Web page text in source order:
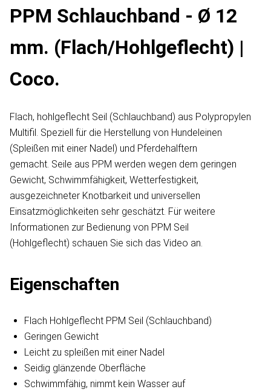
PPM Schlauchband - Ø 12
mm. (Flach/Hohlgeflecht) |
Coco.
Flach, hohlgeflecht Seil (Schlauchband) aus Polypropylen
Multifil. Speziell für die Herstellung von Hundeleinen
(Spleißen mit einer Nadel) und Pferdehalftern
gemacht. Seile aus PPM werden wegen dem geringen
Gewicht, Schwimmfähigkeit, Wetterfestigkeit,
ausgezeichneter Knotbarkeit und universellen
Einsatzmöglichkeiten sehr geschätzt. Für weitere
Informationen zur Bedienung von PPM Seil
(Hohlgeflecht) schauen Sie sich das Video an.
Eigenschaften
Flach Hohlgeflecht PPM Seil (Schlauchband)
Geringen Gewicht
Leicht zu spleißen mit einer Nadel
Seidig glänzende Oberfläche
Schwimmfähig, nimmt kein Wasser auf